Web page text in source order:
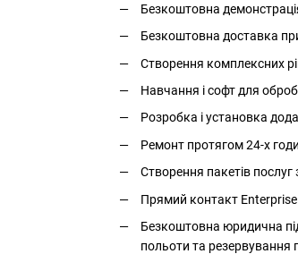
Безкоштовна
Безкоштовна доставка
Створення комплексних
Навчання і софт для
Розробка і установка
Ремонт протягом 24-х
Створення пакетів
Прямий контакт
Безкоштовна юридична
польоти та резервування